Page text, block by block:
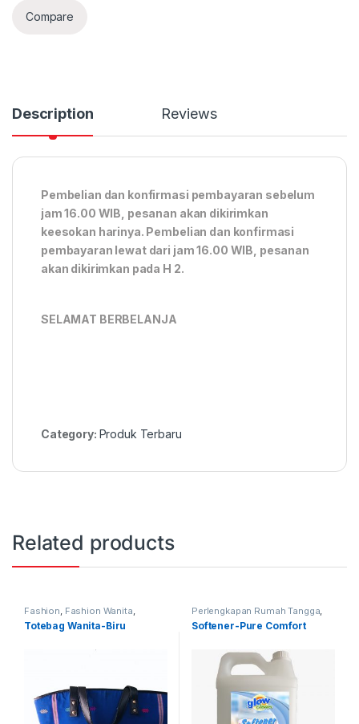
Compare
Description Reviews
Pembelian dan konfirmasi pembayaran sebelum
jam 16.00 WIB, pesanan akan dikirimkan
keesokan harinya. Pembelian dan konfirmasi
pembayaran lewat dari jam 16.00 WIB, pesanan
akan dikirimkan pada H 2.
SELAMAT BERBELANJA
Category: Produk Terbaru
Related products
Fashion Fashion Wanita
Produk Terbaru
Totebag Wanita-Biru
Perlengkapan Rumah Tangga
Produk Terbaru
Softener-Pure Comfort